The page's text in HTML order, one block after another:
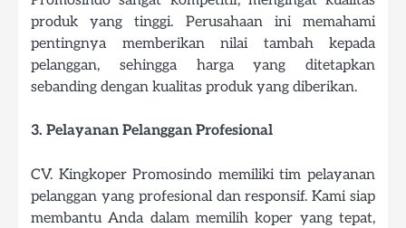
produk yang tinggi. Perusahaan ini memahami
pentingnya memberikan nilai tambah kepada
pelanggan, sehingga harga yang ditetapkan
sebanding dengan kualitas produk yang diberikan.
3. Pelayanan Pelanggan Profesional
CV. Kingkoper Promosindo memiliki tim pelayanan
pelanggan yang profesional dan responsif. Kami siap
membantu Anda dalam memilih koper yang tepat,